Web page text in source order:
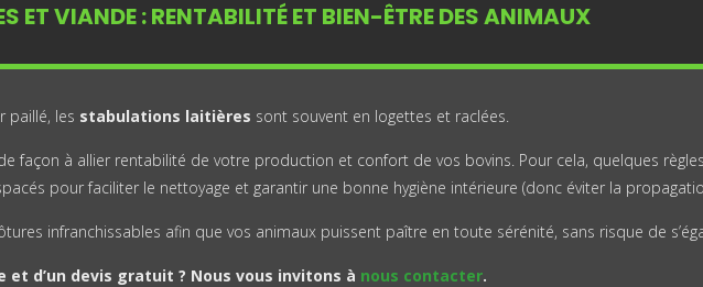
ET VIANDE : RENTABILITÉ ET BIEN-ÊTRE DES ANIMAUX
paillé, les stabulations laitières sont souvent en logettes et raclées.
façon à allier rentabilité de votre production et confort de vos bovins. Pour cela, quelques
pour faciliter le nettoyage et garantir une bonne hygiène intérieure (donc éviter la
infranchissables afin que vos animaux puissent paître en toute sérénité, sans risque de
et d’un devis gratuit ? Nous vous invitons à nous contacter.